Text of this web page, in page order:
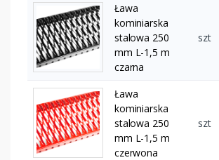
Ława
kominiarska
stalowa 250
mm L-1,5 m
czarna
szt
Ława
kominiarska
stalowa 250
mm L-1,5 m
czerwona
szt